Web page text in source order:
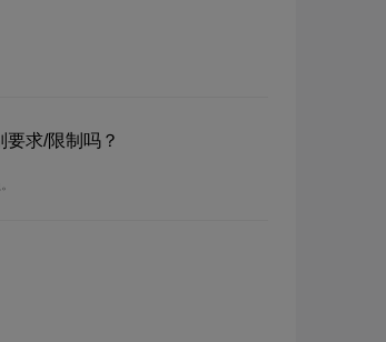
求/限制吗？